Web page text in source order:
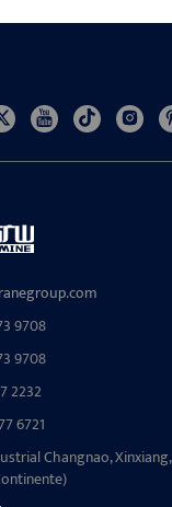
9708
9708
2232
6721
Changnao, Xinxiang,